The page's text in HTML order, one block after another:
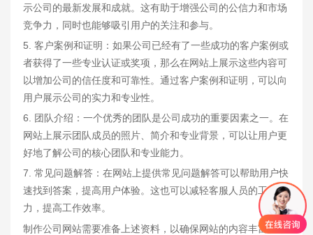
示公司的最新发展和成就。这有助于增强公司的公信力和市场
竞争力，同时也能够吸引用户的关注和参与。
5. 客户案例和证明：如果公司已经有了一些成功的客户案例或
者获得了一些专业认证或奖项，那么在网站上展示这些内容可
以增加公司的信任度和可靠性。通过客户案例和证明，可以向
用户展示公司的实力和专业性。
6. 团队介绍：一个优秀的团队是公司成功的重要因素之一。在
网站上展示团队成员的照片、简介和专业背景，可以让用户更
好地了解公司的核心团队和专业能力。
7. 常见问题解答：在网站上提供常见问题解答可以帮助用户快
速找到答案，提高用户体验。这也可以减轻客服人员的工作压
力，提高工作效率。
制作公司网站需要准备上述资料，以确保网站的内容丰富、准